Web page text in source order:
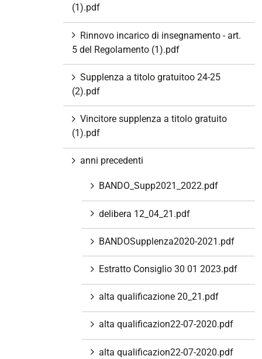
(1).pdf
Rinnovo incarico di insegnamento - art.
5 del Regolamento (1).pdf
Supplenza a titolo gratuitoo 24-25
(2).pdf
Vincitore supplenza a titolo gratuito
(1).pdf
anni precedenti
BANDO_Supp2021_2022.pdf
delibera 12_04_21.pdf
BANDOSupplenza2020-2021.pdf
Estratto Consiglio 30 01 2023.pdf
alta qualificazione 20_21.pdf
alta qualificazion22-07-2020.pdf
alta qualificazion22-07-2020.pdf